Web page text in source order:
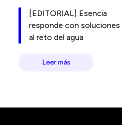
[EDITORIAL] Esencia
responde con soluciones
al reto del agua
Leer más